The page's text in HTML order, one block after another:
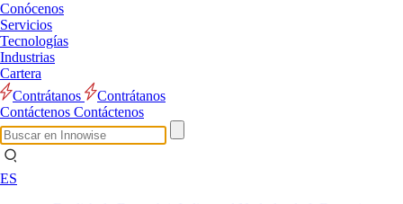
Conócenos
Servicios
Tecnologías
Industrias
Cartera
Contrátanos
Contrátanos
Contáctenos Contáctenos
ES